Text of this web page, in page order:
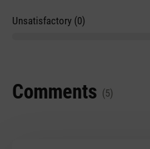
Unsatisfactory (0)
Comments (5)